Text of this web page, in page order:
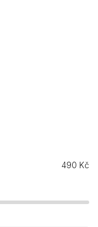
490 Kč